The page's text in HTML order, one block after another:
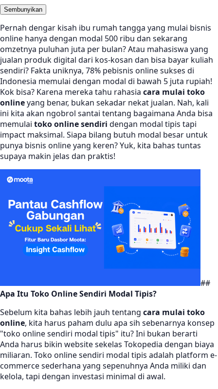
Sembunyikan
Pernah dengar kisah ibu rumah tangga yang mulai bisnis
online hanya dengan modal 500 ribu dan sekarang
omzetnya puluhan juta per bulan? Atau mahasiswa yang
jualan produk digital dari kos-kosan dan bisa bayar kuliah
sendiri? Fakta uniknya, 78% pebisnis online sukses di
Indonesia memulai dengan modal di bawah 5 juta rupiah!
Kok bisa? Karena mereka tahu rahasia cara mulai toko
onlineyang benar, bukan sekadar nekat jualan. Nah, kali
ini kita akan ngobrol santai tentang bagaimana Anda bisa
memulai toko online sendiri dengan modal tipis tapi
impact maksimal. Siapa bilang butuh modal besar untuk
punya bisnis online yang keren? Yuk, kita bahas tuntas
supaya makin jelas dan praktis!
##
Apa Itu Toko Online Sendiri Modal Tipis?
Sebelum kita bahas lebih jauh tentang cara mulai toko
online, kita harus paham dulu apa sih sebenarnya konsep
"toko online sendiri modal tipis" itu? Ini bukan berarti
Anda harus bikin website sekelas Tokopedia dengan biaya
miliaran. Toko online sendiri modal tipis adalah platform e-
commerce sederhana yang sepenuhnya Anda miliki dan
kelola, tapi dengan investasi minimal di awal.